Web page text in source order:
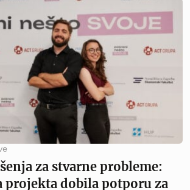
za stvarne probleme:
projekta dobila potporu za